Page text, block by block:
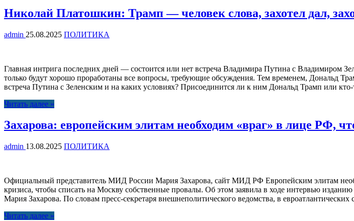
Николай Платошкин: Трамп — человек слова, захотел дал,
admin 25.08.2025 ПОЛИТИКА
Главная интрига последних дней — состоится или нет встреча Владимира Путина с Владимиром
только будут хорошо проработаны все вопросы, требующие обсуждения. Тем временем, Дональд
встреча Путина с Зеленским и на каких условиях? Присоединится ли к ним Дональд Трамп или
Читать далее »
Захарова: европейским элитам необходим «враг» в лице РФ,
admin 13.08.2025 ПОЛИТИКА
Официальный представитель МИД России Мария Захарова, сайт МИД РФ Европейским элитам
кризиса, чтобы списать на Москву собственные провалы. Об этом заявила в ходе интервью
Мария Захарова. По словам пресс-секретаря внешнеполитического ведомства, в
Читать далее »